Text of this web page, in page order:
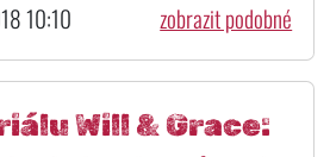
10:10 zobrazit podobné
Will & Grace: